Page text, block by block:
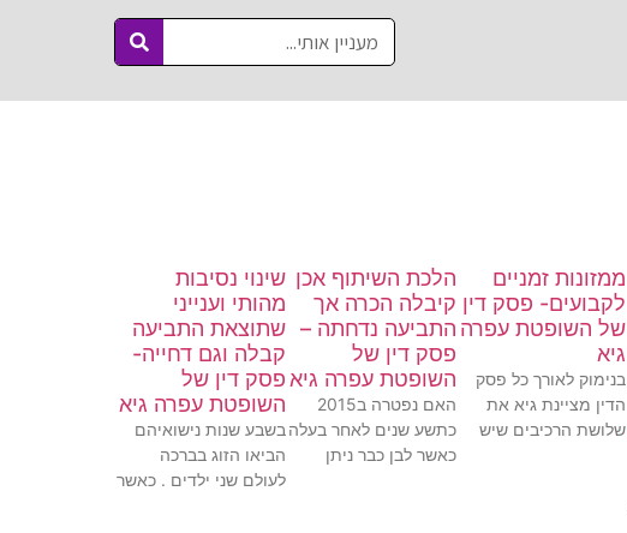
ממזונות זמניים
לקבועים- פסק דין
של השופטת עפרה
גיא
בנימוק לאורך כל פסק
הדין מציינת גיא את
שלושת הרכיבים שיש
הלכת השיתוף אכן
קיבלה הכרה אך
התביעה נדחתה –
פסק דין של
השופטת עפרה גיא
האם נפטרה ב2015
כתשע שנים לאחר בעלה
כאשר לבן כבר ניתן
שינוי נסיבות
מהותי וענייני
שתוצאת התביעה
קבלה וגם דחייה-
פסק דין של
השופטת עפרה גיא
בשבע שנות נישואיהם
הביאו הזוג בברכה
לעולם שני ילדים . כאשר